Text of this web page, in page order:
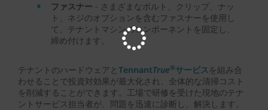
ファスナー - さまざまなボルト、クリップ、ナッ
ト、ネジのオプションを含むファスナーを使用し
て、テナントマシンのコンポーネントを固定し、
締め付けます。
テナントのハードウェアと TennantTrue®サービスを組み合
わせることで投資対効果が最大化され、全体的な清掃コスト
を削減することができます。工場で研修を受けた現地のテナ
ントサービス担当者が、問題を迅速に診断し、解決します。